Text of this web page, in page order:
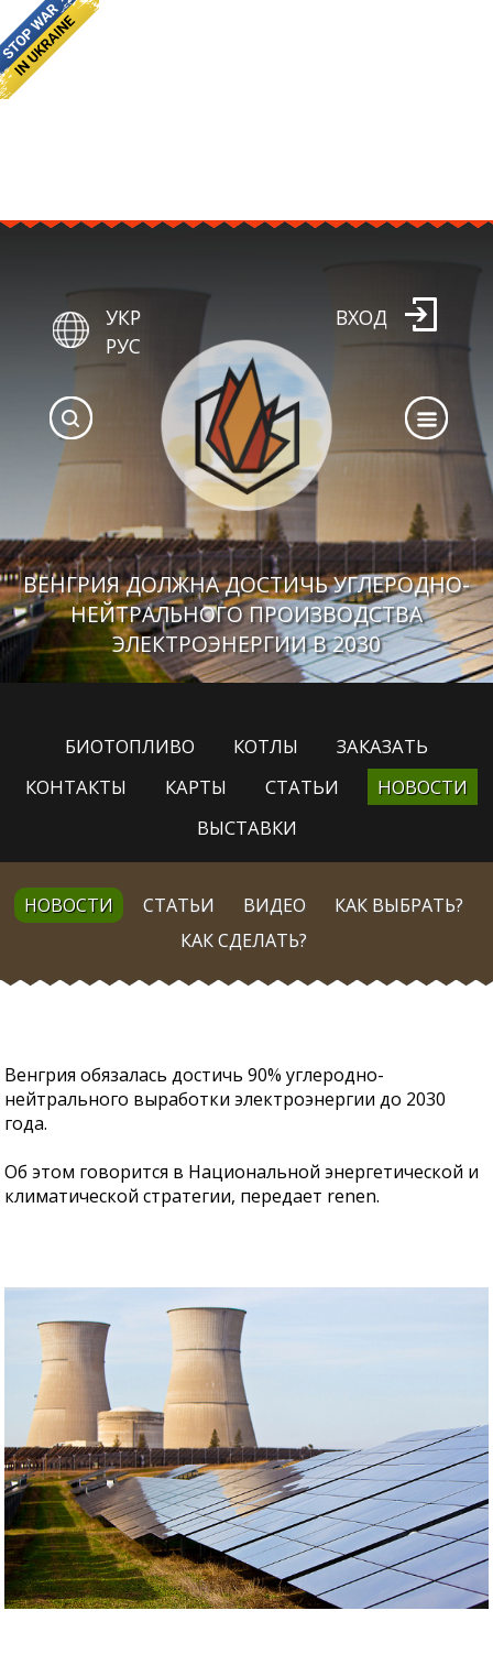
ВЕНГРИЯ ДОЛЖНА ДОСТИЧЬ УГЛЕРОДНО-
НЕЙТРАЛЬНОГО ПРОИЗВОДСТВА
ЭЛЕКТРОЭНЕРГИИ В 2030
УКР
РУС
ВХОД
БИОТОПЛИВО КОТЛЫ
ЗАКАЗАТЬ
КОНТАКТЫ
КАРТЫ СТАТЬИ
НОВОСТИ
ВЫСТАВКИ
НОВОСТИ СТАТЬИ ВИДЕО
КАК ВЫБРАТЬ?
КАК СДЕЛАТЬ?
Венгрия обязалась достичь 90% углеродно-
нейтрального выработки электроэнергии до 2030
года.
Об этом говорится в Национальной энергетической и
климатической стратегии, передает renen.